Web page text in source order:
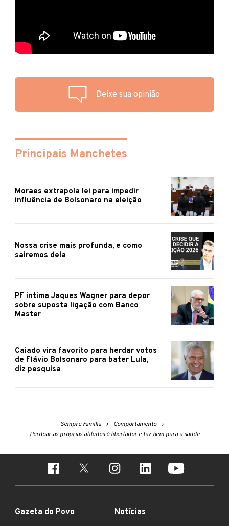
Deixe sua opinião
Principais Manchetes
Moraes extrapola lei para impedir
influência de Bolsonaro na eleição
Nossa crise mais profunda, e como
sairemos dela
PF intima Jaques Wagner para depor
sobre suposta ligação com Banco
Master
Caiado vira favorito para herdar votos
de Flávio Bolsonaro para bater Lula,
diz pesquisa
Sempre Família
Comportamento
Perdoar as próprias atitudes é libertador e faz bem para a saúde
Gazeta do Povo Notícias